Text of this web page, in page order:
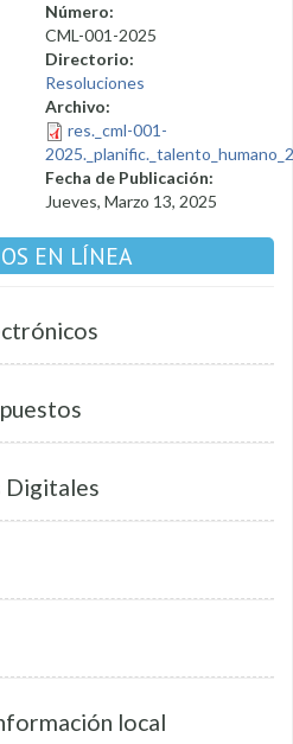
Número:
CML-001-2025
Directorio:
Resoluciones
Archivo:
res._cml-001-
Fecha de Publicación:
Jueves, Marzo 13, 2025
EN LÍNEA
Digitales
local